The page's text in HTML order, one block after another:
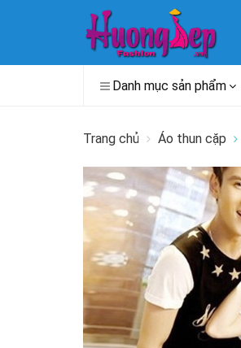
Danh mục sản phẩm
Trang chủ Áo thun cặp